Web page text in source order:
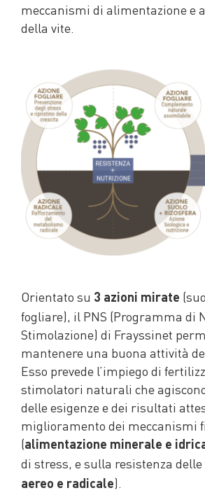
meccanismi di alimentazione e
della vite.
Orientato su 3 azioni mirate
fogliare), il PNS (Programma di
Stimolazione) di Frayssinet
mantenere una buona attività
Esso prevede l’impiego di
stimolatori naturali che
delle esigenze e dei risultati
miglioramento dei meccanismi
(alimentazione minerale e
di stress, e sulla resistenza delle
aereo e radicale).